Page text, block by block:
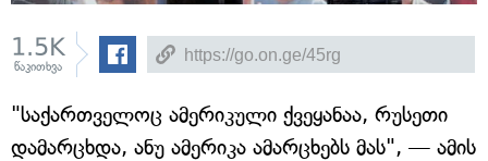
1.5K
წაკითხვა
"საქართველოც ამერიკული ქვეყანაა, რუსეთი
დამარცხდა, ანუ ამერიკა ამარცხებს მას", — ამის